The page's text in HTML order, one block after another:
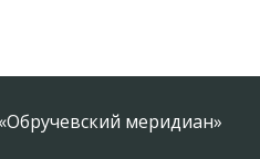
меридиан»